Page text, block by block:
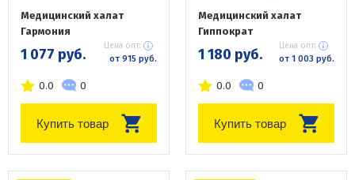
Медицинский халат
Гармония
1 077 руб. Цена опт:
от 915 руб.
0.0 0
Купить товар
Медицинский халат
Гиппократ
1 180 руб. Цена опт:
от 1 003 руб.
0.0 0
Купить товар